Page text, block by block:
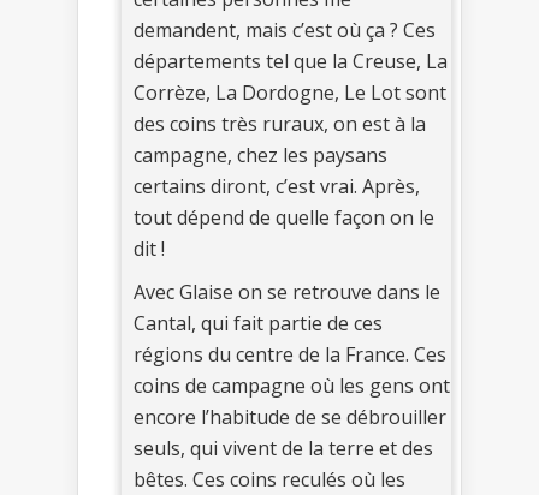
demandent, mais c’est où ça ? Ces
départements tel que la Creuse, La
Corrèze, La Dordogne, Le Lot sont
des coins très ruraux, on est à la
campagne, chez les paysans
certains diront, c’est vrai. Après,
tout dépend de quelle façon on le
dit !
Avec Glaise on se retrouve dans le
Cantal, qui fait partie de ces
régions du centre de la France. Ces
coins de campagne où les gens ont
encore l’habitude de se débrouiller
seuls, qui vivent de la terre et des
bêtes. Ces coins reculés où les